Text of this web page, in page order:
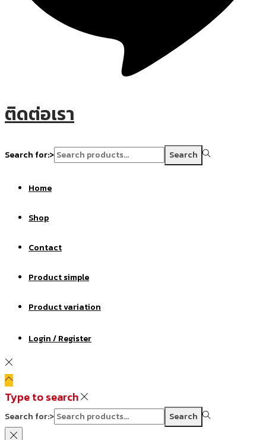
ติดต่อเรา
Search for:> Search
Home
Shop
Contact
Product simple
Product variation
Login / Register
Type to search
Search for:> Search